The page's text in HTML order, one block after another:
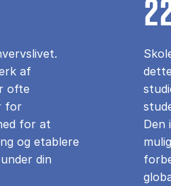
af
ofte
for
for at
og etablere
din
Den